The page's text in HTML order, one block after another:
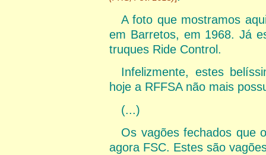
A foto que mostramos
em Barretos, em 1968. Já
truques Ride Control.
Infelizmente, estes
hoje a RFFSA não mais
(...)
Os vagões fechados que
agora FSC. Estes são